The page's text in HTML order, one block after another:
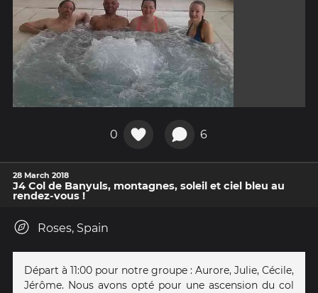
0 6
28 March 2018
J4 Col de Banyuls, montagnes, soleil et ciel bleu au
rendez-vous !
Roses, Spain
Départ à 11:00 pour notre groupe : Aurore, Julie, Cécile,
Jérôme. Nous avons opté pour une ascension du col